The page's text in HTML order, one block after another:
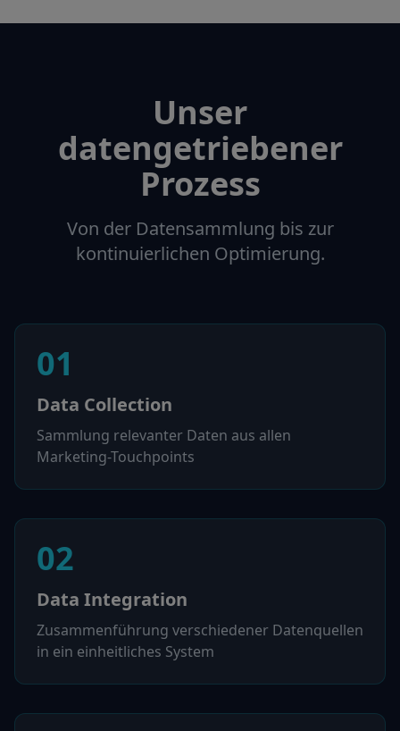
Unser
datengetriebener
Prozess
Von der Datensammlung bis zur
kontinuierlichen Optimierung.
01
Data Collection
Sammlung relevanter Daten aus allen
Marketing-Touchpoints
02
Data Integration
Zusammenführung verschiedener Datenquellen
in ein einheitliches System